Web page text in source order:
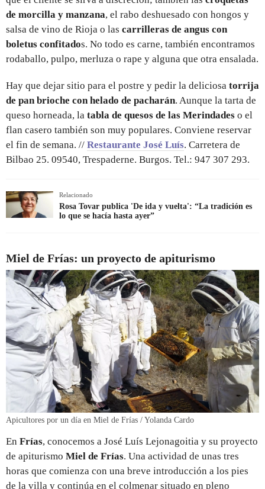
de morcilla y manzana, el rabo deshuesado con hongos y
salsa de vino de Rioja o las carrilleras de angus con
boletus confitados. No todo es carne, también encontramos
rodaballo, pulpo, merluza o rape y alguna que otra ensalada.
Hay que dejar sitio para el postre y pedir la deliciosa torrija
de pan brioche con helado de pacharán. Aunque la tarta de
queso horneada, la tabla de quesos de las Merindades o el
flan casero también son muy populares. Conviene reservar
el fin de semana. // Restaurante José Luís. Carretera de
Bilbao 25. 09540, Trespaderne. Burgos. Tel.: 947 307 293.
Relacionado
Rosa Tovar publica 'De ida y vuelta': “La tradición es
lo que se hacía hasta ayer”
Miel de Frías: un proyecto de apiturismo
Apicultores por un día en Miel de Frías / Yolanda Cardo
En Frías, conocemos a José Luís Lejonagoitia y su proyecto
de apiturismo Miel de Frías. Una actividad de unas tres
horas que comienza con una breve introducción a los pies
de la villa y continúa en el colmenar situado en pleno